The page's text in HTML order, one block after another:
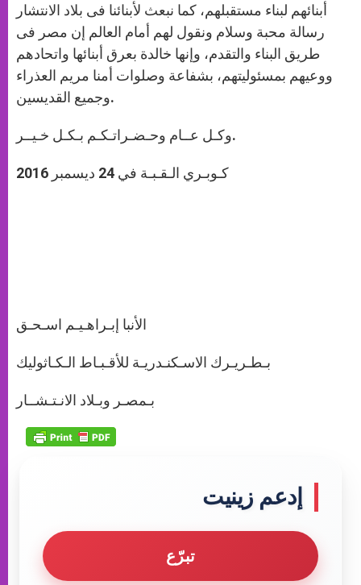
أبنائهم لبناء مستقبلهم، كما نبعث لأبنائنا فى بلاد الانتشار
رسالة محبة وسلام ونقول لهم أمام العالم إن مصر فى
طريق البناء والتقدم، وإنها خالدة بعرق أبنائها واتحادهم
ووعيهم بمسئوليتهم، بشفاعة وصلوات أمنا مريم العذراء
وجميع القديسين.
وكـل عــام وحـضـراتـكـم بـكـل خـيــر.
كـوبـري الـقـبـة في 24 ديسمبر 2016
الأنبا إبـراهـيـم اسـحـق
بـطـريـرك الاسـكنـدريـة للأقـبـاط الـكـاثوليك
بـمصـر وبـلاد الانـتـشــار
إدعم زينيت
تبرّع